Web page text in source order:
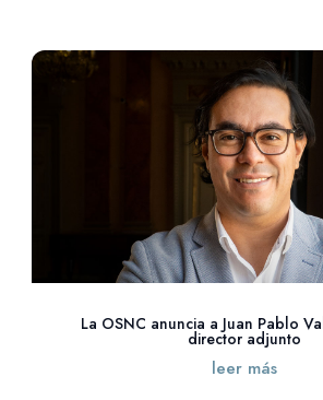
La OSNC anuncia a Juan Pablo
director adjunto
leer más